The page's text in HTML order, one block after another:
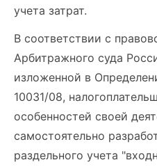
учета затрат.
В соответствии с
Арбитражного суда
изложенной в
10031/08,
особенностей своей
самостоятельно
раздельного учета